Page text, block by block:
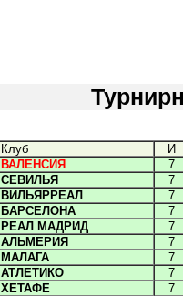
Клуб
И
ВАЛЕНСИЯ
7
СЕВИЛЬЯ
7
ВИЛЬЯРРЕАЛ
7
БАРСЕЛОНА
7
РЕАЛ МАДРИД
7
АЛЬМЕРИЯ
7
МАЛАГА
7
АТЛЕТИКО
7
ХЕТАФЕ
7